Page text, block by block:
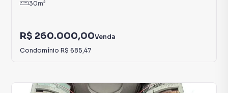
30m²
R$ 260.000,00Venda
Condomínio R$ 685,47